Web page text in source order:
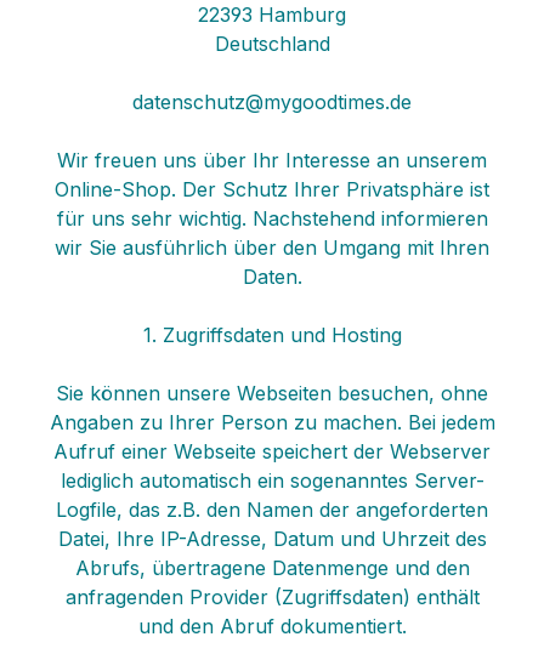
22393 Hamburg
Deutschland
datenschutz@mygoodtimes.de
Wir freuen uns über Ihr Interesse an unserem
Online-Shop. Der Schutz Ihrer Privatsphäre ist
für uns sehr wichtig. Nachstehend informieren
wir Sie ausführlich über den Umgang mit Ihren
Daten.
1. Zugriffsdaten und Hosting
Sie können unsere Webseiten besuchen, ohne
Angaben zu Ihrer Person zu machen. Bei jedem
Aufruf einer Webseite speichert der Webserver
lediglich automatisch ein sogenanntes Server-
Logfile, das z.B. den Namen der angeforderten
Datei, Ihre IP-Adresse, Datum und Uhrzeit des
Abrufs, übertragene Datenmenge und den
anfragenden Provider (Zugriffsdaten) enthält
und den Abruf dokumentiert.